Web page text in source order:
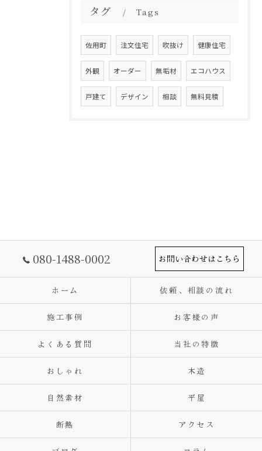
タグ Tags
佐用町 注文住宅 吹抜け 健康住宅
外観 オーダー 無垢材 エコハウス
戸建て デザイン 相談 無料見積
080-1488-0002 お問い合わせはこちら
ホーム 依頼、相談の流れ
施工事例 お客様の声
よくある質問 当社の特徴
おしゃれ 木造
自然素材 平屋
断熱 アクセス